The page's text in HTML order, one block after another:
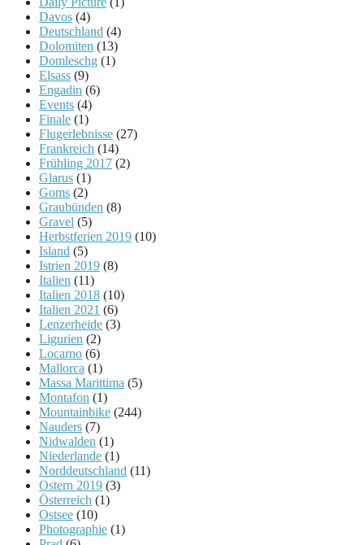
Davos (4)
Deutschland (4)
Dolomiten (13)
Domleschg (1)
Elsass (9)
Engadin (6)
Events (4)
Finale (1)
Flugerlebnisse (27)
Frankreich (14)
Frühling 2017 (2)
Glarus (1)
Goms (2)
Graubünden (8)
Gravel (5)
Herbstferien 2019 (10)
Island (5)
Istrien 2019 (8)
Italien (11)
Italien 2018 (10)
Italien 2021 (6)
Lenzerheide (3)
Ligurien (2)
Locarno (6)
Mallorca (1)
Massa Marittima (5)
Montafon (1)
Mountainbike (244)
Nauders (7)
Nidwalden (1)
Niederlande (1)
Norddeutschland (11)
Ostern 2019 (3)
Österreich (1)
Ostsee (10)
Photographie (1)